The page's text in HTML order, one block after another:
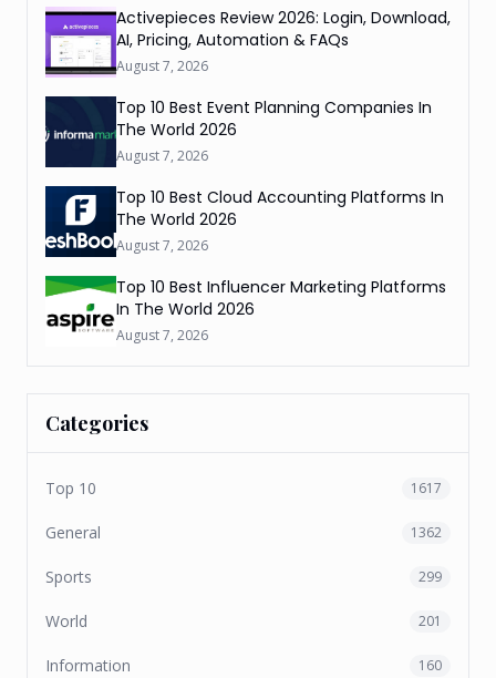
Activepieces Review 2026: Login, Download,
AI, Pricing, Automation & FAQs
August 7, 2026
Top 10 Best Event Planning Companies In
The World 2026
August 7, 2026
Top 10 Best Cloud Accounting Platforms In
The World 2026
August 7, 2026
Top 10 Best Influencer Marketing Platforms
In The World 2026
August 7, 2026
Categories
Top 10 1617
General 1362
Sports 299
World 201
Information 160